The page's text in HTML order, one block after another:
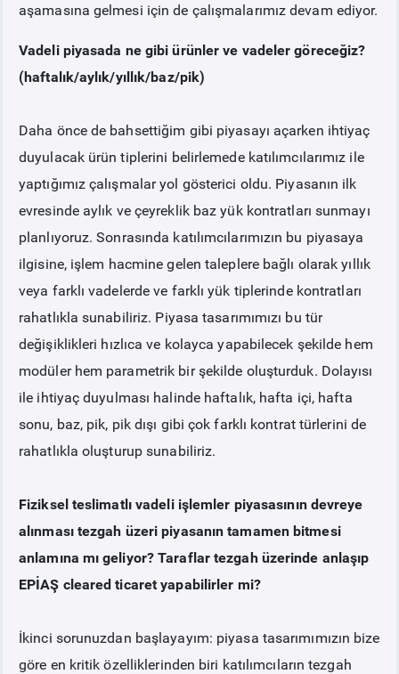
aşamasına gelmesi için de çalışmalarımız devam ediyor.
Vadeli piyasada ne gibi ürünler ve vadeler göreceğiz?
(haftalık/aylık/yıllık/baz/pik)
Daha önce de bahsettiğim gibi piyasayı açarken ihtiyaç
duyulacak ürün tiplerini belirlemede katılımcılarımız ile
yaptığımız çalışmalar yol gösterici oldu. Piyasanın ilk
evresinde aylık ve çeyreklik baz yük kontratları sunmayı
planlıyoruz. Sonrasında katılımcılarımızın bu piyasaya
ilgisine, işlem hacmine gelen taleplere bağlı olarak yıllık
veya farklı vadelerde ve farklı yük tiplerinde kontratları
rahatlıkla sunabiliriz. Piyasa tasarımımızı bu tür
değişiklikleri hızlıca ve kolayca yapabilecek şekilde hem
modüler hem parametrik bir şekilde oluşturduk. Dolayısı
ile ihtiyaç duyulması halinde haftalık, hafta içi, hafta
sonu, baz, pik, pik dışı gibi çok farklı kontrat türlerini de
rahatlıkla oluşturup sunabiliriz.
Fiziksel teslimatlı vadeli işlemler piyasasının devreye
alınması tezgah üzeri piyasanın tamamen bitmesi
anlamına mı geliyor? Taraflar tezgah üzerinde anlaşıp
EPİAŞ cleared ticaret yapabilirler mi?
İkinci sorunuzdan başlayayım: piyasa tasarımımızın bize
göre en kritik özelliklerinden biri katılımcıların tezgah